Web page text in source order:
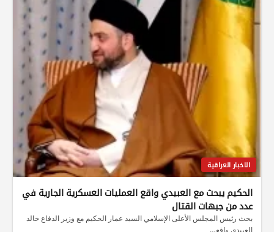
الاخبار العراقية
الحكيم يبحث مع العبيدي واقع العمليات العسكرية الجارية في
عدد من جبهات القتال
بحث رئيس المجلس الأعلى الإسلامي السيد عمار الحكيم مع وزير الدفاع خالد
العبيدي واقع…